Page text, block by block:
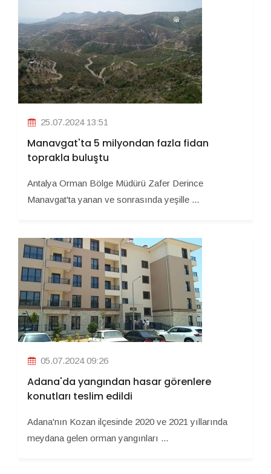
25.07.2024 13:51
Manavgat'ta 5 milyondan fazla fidan
toprakla buluştu
Antalya Orman Bölge Müdürü Zafer Derince
Manavgat'ta yanan ve sonrasında yeşille ...
05.07.2024 09:26
Adana'da yangından hasar görenlere
konutları teslim edildi
Adana'nın Kozan ilçesinde 2020 ve 2021 yıllarında
meydana gelen orman yangınları ...